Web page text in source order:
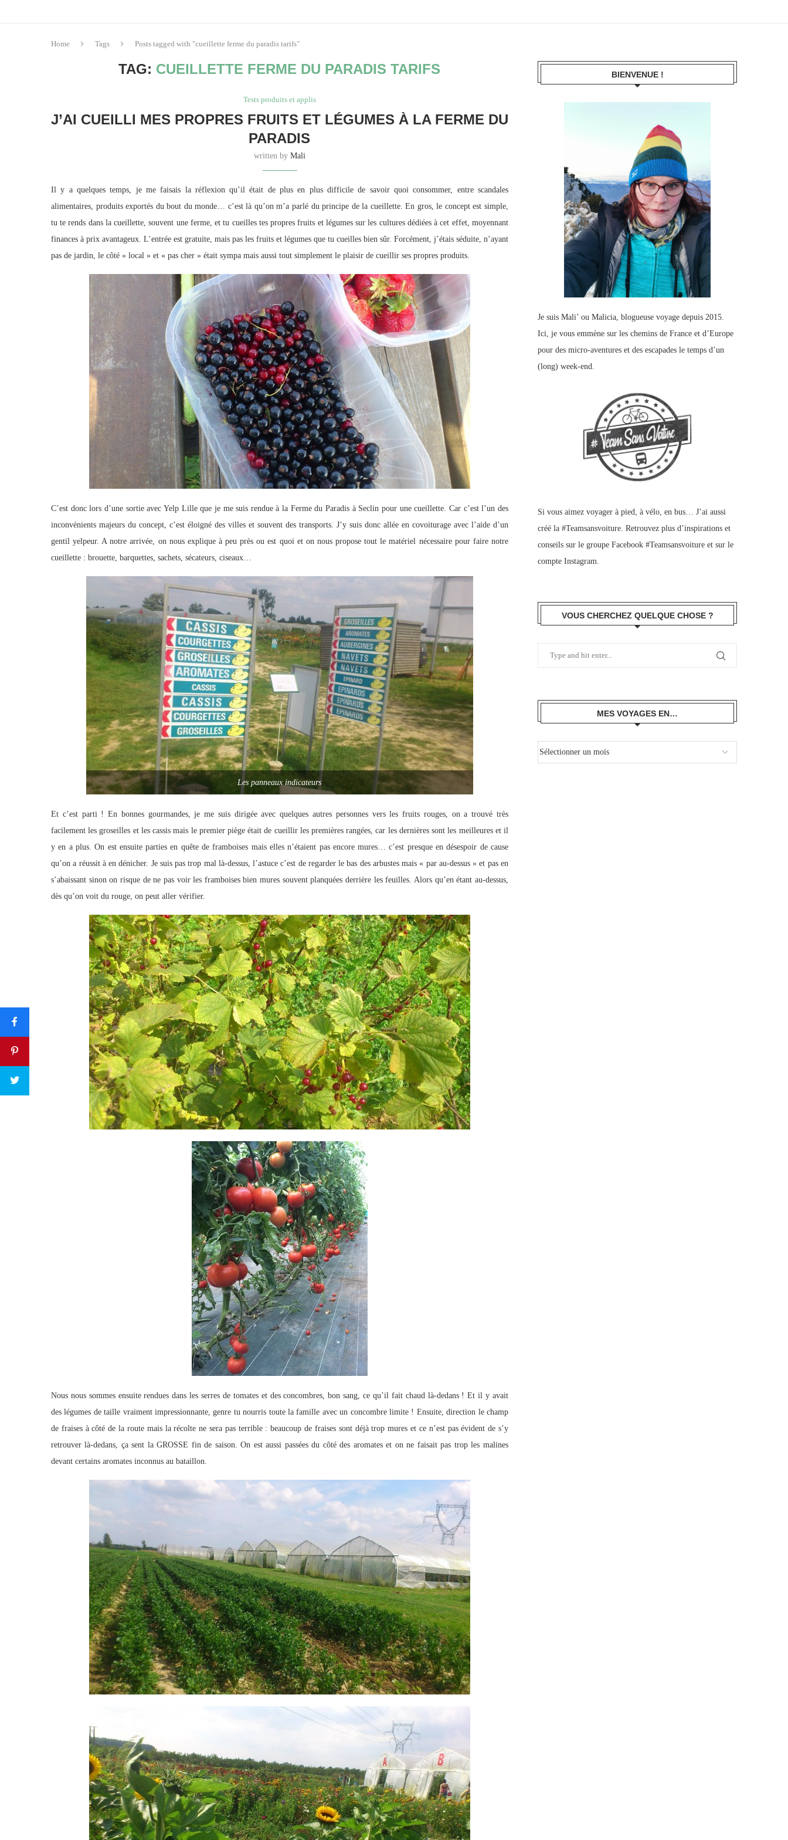
Home Tags Posts tagged with "cueillette ferme du paradis tarifs"
TAG: CUEILLETTE FERME DU PARADIS TARIFS
Tests produits et applis
J’AI CUEILLI MES PROPRES FRUITS ET LÉGUMES À LA FERME DU
PARADIS
written by Mali
Il y a quelques temps, je me faisais la réflexion qu’il était de plus en plus difficile de savoir quoi consommer, entre scandales
alimentaires, produits exportés du bout du monde… c’est là qu’on m’a parlé du principe de la cueillette. En gros, le concept est simple,
tu te rends dans la cueillette, souvent une ferme, et tu cueilles tes propres fruits et légumes sur les cultures dédiées à cet effet, moyennant
finances à prix avantageux. L’entrée est gratuite, mais pas les fruits et légumes que tu cueilles bien sûr. Forcément, j’étais séduite, n’ayant
pas de jardin, le côté « local » et « pas cher » était sympa mais aussi tout simplement le plaisir de cueillir ses propres produits.
C’est donc lors d’une sortie avec Yelp Lille que je me suis rendue à la Ferme du Paradis à Seclin pour une cueillette. Car c’est l’un des
inconvénients majeurs du concept, c’est éloigné des villes et souvent des transports. J’y suis donc allée en covoiturage avec l’aide d’un
gentil yelpeur. A notre arrivée, on nous explique à peu près ou est quoi et on nous propose tout le matériel nécessaire pour faire notre
cueillette : brouette, barquettes, sachets, sécateurs, ciseaux…
Les panneaux indicateurs
Et c’est parti ! En bonnes gourmandes, je me suis dirigée avec quelques autres personnes vers les fruits rouges, on a trouvé très
facilement les groseilles et les cassis mais le premier piège était de cueillir les premières rangées, car les dernières sont les meilleures et il
y en a plus. On est ensuite parties en quête de framboises mais elles n’étaient pas encore mures… c’est presque en désespoir de cause
qu’on a réussit à en dénicher. Je suis pas trop mal là-dessus, l’astuce c’est de regarder le bas des arbustes mais « par au-dessus » et pas en
s’abaissant sinon on risque de ne pas voir les framboises bien mures souvent planquées derrière les feuilles. Alors qu’en étant au-dessus,
dès qu’on voit du rouge, on peut aller vérifier.
Nous nous sommes ensuite rendues dans les serres de tomates et des concombres, bon sang, ce qu’il fait chaud là-dedans ! Et il y avait
des légumes de taille vraiment impressionnante, genre tu nourris toute la famille avec un concombre limite ! Ensuite, direction le champ
de fraises à côté de la route mais la récolte ne sera pas terrible : beaucoup de fraises sont déjà trop mures et ce n’est pas évident de s’y
retrouver là-dedans, ça sent la GROSSE fin de saison. On est aussi passées du côté des aromates et on ne faisait pas trop les malines
devant certains aromates inconnus au bataillon.
BIENVENUE !
Je suis Mali’ ou Malicia, blogueuse voyage depuis 2015.
Ici, je vous emmène sur les chemins de France et d’Europe
pour des micro-aventures et des escapades le temps d’un
(long) week-end.
Si vous aimez voyager à pied, à vélo, en bus… J’ai aussi
créé la #Teamsansvoiture. Retrouvez plus d’inspirations et
conseils sur le groupe Facebook #Teamsansvoiture et sur le
compte Instagram.
VOUS CHERCHEZ QUELQUE CHOSE ?
MES VOYAGES EN…